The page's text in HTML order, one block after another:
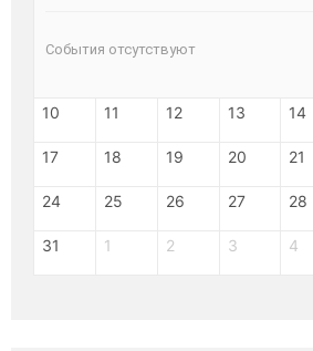
События отсутствуют
10 11 12 13 14
17 18 19 20 21
24 25 26 27 28
31 1 2 3 4